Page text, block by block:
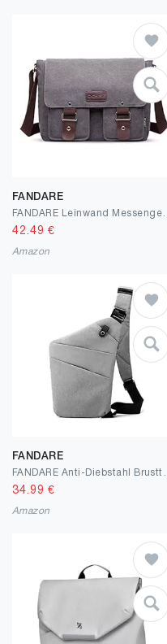
FANDARE
42.49 €
Amazon
FANDARE
34.99 €
Amazon